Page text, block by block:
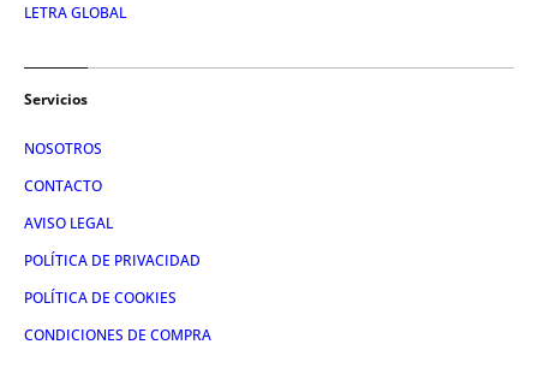
LETRA GLOBAL
Servicios
NOSOTROS
CONTACTO
AVISO LEGAL
POLÍTICA DE PRIVACIDAD
POLÍTICA DE COOKIES
CONDICIONES DE COMPRA